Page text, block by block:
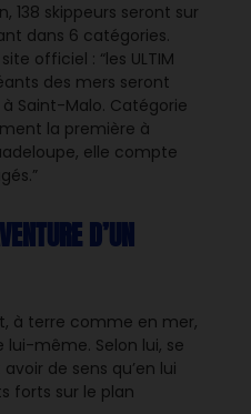
138 skippeurs seront sur
dans 6 catégories.
officiel : “les ULTIM
des mers seront
Saint-Malo. Catégorie
la première à
elle compte
D’UN
à terre comme en mer,
même. Selon lui, se
de sens qu’en lui
forts sur le plan